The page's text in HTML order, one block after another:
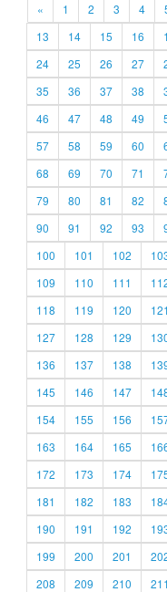
« 1 2 3 4
13
14 15 16
24
25 26 27
35
36 37 38
46
47 48 49
57
58 59 60
68
69 70 71
79
80 81 82
90
91 92 93
100
101 102
109
110 111
118
119 120 121
127
128 129
136
137 138
145
146 147
154
155 156
163
164 165
172
173 174
181
182 183
190
191 192
199
200 201
208
209 210 211